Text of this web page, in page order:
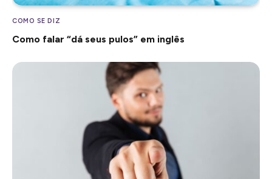
COMO SE DIZ
Como falar “dá seus pulos” em inglês